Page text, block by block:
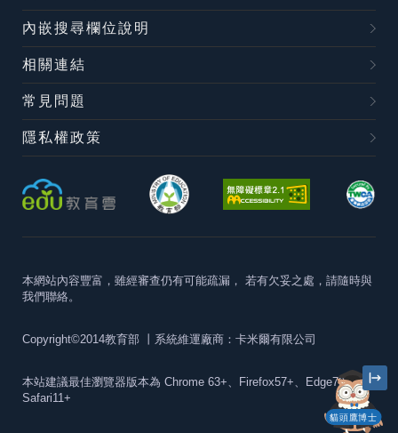
貓頭鷹博士
內嵌搜尋欄位說明
相關連結
常見問題
隱私權政策
本網站內容豐富，雖經審查仍有可能疏漏， 若有欠妥之處，請隨時與
我們聯絡。
Copyright©2014教育部 丨系統維運廠商：卡米爾有限公司
本站建議最佳瀏覽器版本為 Chrome 63+、Firefox57+、Edge79+及
Safari11+